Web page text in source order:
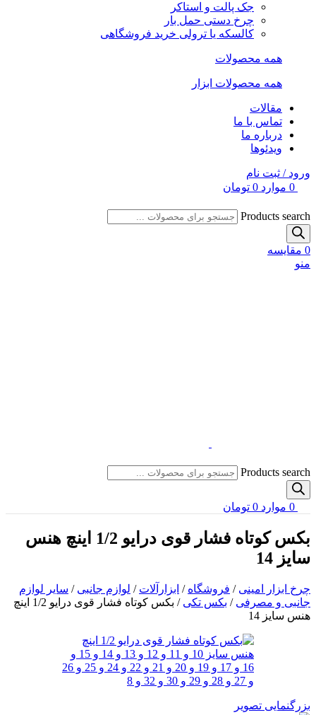
جک پالت و استاکر
چرخ دستی حمل بار
کالسکه یا ترولی خرید فروشگاهی
همه محصولات
همه محصولات ابزار
مقالات
تماس با ما
درباره ما
ویدئوها
ورود / ثبت نام
0 موارد 0 تومان
Products search
0 مقایسه
منو
Products search
0 موارد 0 تومان
بکس کوتاه فشار قوی درایو 1/2 اینچ هنس
سایز 14
چرخ ابزار امینی / فروشگاه / ابزارآلات / لوازم جانبی / سایر لوازم
جانبی و مصرفی / بکس تکی /
بکس کوتاه فشار قوی درایو 1/2 اینچ
هنس سایز 14
بزرگنمایی تصویر